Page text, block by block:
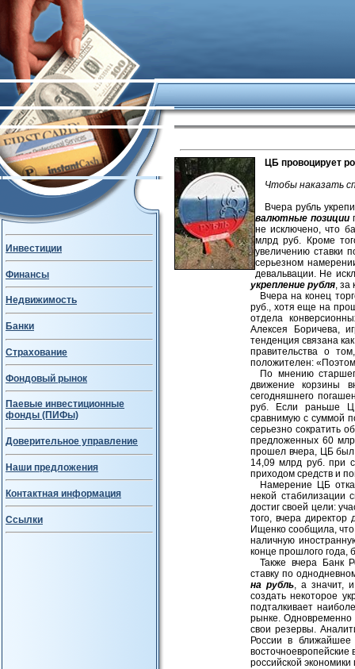
Инвестиции
Финансы
Недвижимость
Банки
Страхование
Фондовый рынок
Паевые инвестиционные
фонды (ПИФы)
Доверительное управление
Наши предложения
Контактная информация
Ссылки
ЦБ провоцирует
Чтобы наказать
Вчера рубль
валютные позиции
не исключено, что
млрд руб. Кроме
увеличению ставки
серьезном
девальвации. Не
укрепление рубля, за
Вчера на конец
руб., хотя еще на
отдела
Алексея Боричева,
тенденция связана
правительства о
положителен:
По мнению
движение корзины
сегодняшнего
руб. Если раньше
сравнимую с суммой
серьезно сократить
предложенных 60
прошел вчера, ЦБ
14,09 млрд руб. при
приходом средств и
Намерение ЦБ
некой стабилизации
достиг своей цели:
того, вчера
Ищенко сообщила,
наличную
конце прошлого года,
Также вчера Банк
ставку по
на рубль, а значит,
создать некоторое
подталкивает
рынке. Одновременно
свои резервы.
России в
восточноевропейские
российской